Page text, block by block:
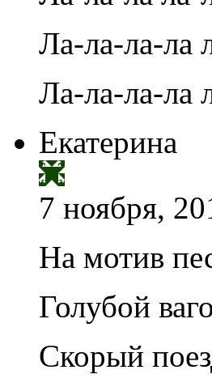
Ла-ла-ла-ла
Ла-ла-ла-ла
Екатерина
7 ноября,
На мотив
Голубой
Скорый